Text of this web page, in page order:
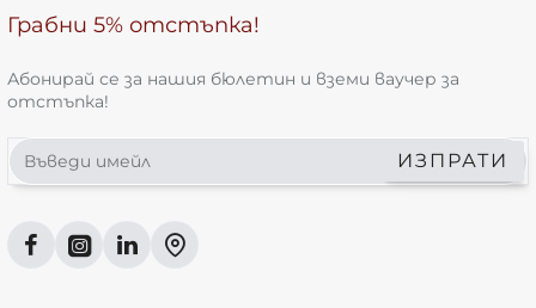
Грабни 5% отстъпка!
Абонирай се за нашия бюлетин и вземи ваучер за
отстъпка!
Въведи
имейл
ИЗПРАТИ